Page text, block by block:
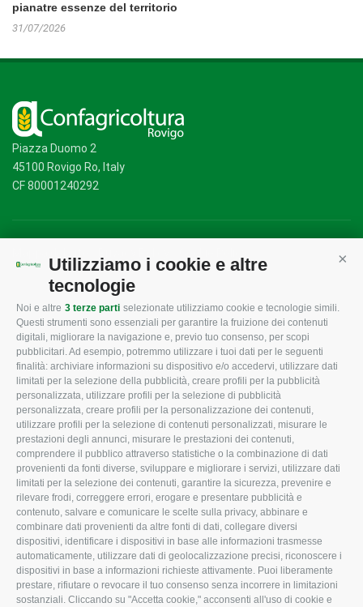
Utilizziamo i cookie e altre
tecnologie
Noi e altre 3 terze parti selezionate utilizziamo cookie e tecnologie simili.
Questi strumenti sono essenziali per garantire la fruizione dei contenuti
digitali, migliorare la navigazione e, previo tuo consenso, per scopi
pubblicitari. Ad esempio, potremmo utilizzare i tuoi dati per le seguenti
finalità: archiviare informazioni su dispositivo e/o accedervi, utilizzare dati
limitati per la selezione della pubblicità, creare profili per la pubblicità
personalizzata, utilizzare profili per la selezione di pubblicità
personalizzata, creare profili per la personalizzazione dei contenuti,
utilizzare profili per la selezione di contenuti personalizzati, misurare le
prestazioni degli annunci, misurare le prestazioni dei contenuti,
comprendere il pubblico attraverso statistiche o la combinazione di dati
provenienti da fonti diverse, sviluppare e migliorare i servizi, utilizzare dati
limitati per la selezione dei contenuti, garantire la sicurezza, prevenire e
rilevare frodi, correggere errori, erogare e presentare pubblicità e
contenuto, salvare e comunicare le scelte sulla privacy, abbinare e
combinare dati provenienti da altre fonti di dati, collegare diversi
dispositivi, identificare i dispositivi in base alle informazioni trasmesse
automaticamente, utilizzare dati di geolocalizzazione precisi, riconoscere i
dispositivi in base a informazioni richieste attivamente. Puoi liberamente
prestare, rifiutare o revocare il tuo consenso senza incorrere in limitazioni
sostanziali. Cliccando su "Accetta cookie," acconsenti all'uso di cookie e
pianatre essenze del territorio
31/07/2026
Piazza Duomo 2
45100 Rovigo Ro, Italy
CF 80001240292
CONFAGRICOLTURA
ROVIGO
L'Associazione
Missione e Progetto
Organigramma aziendale
I Nostri Servizi
Uffici della Sede
provinciale
Le Sedi di Zona
Agricoltori S.r.l.
Whistleblowing
Confagricoltura Rovigo e
Agricoltori srl
CONFAGRICOLTURA
INFORMA
Tecnico
Fiscale
Lavoro
Ambiente
Associazione
CONFAGRICOLTURA
ATTIVA
Notizie in evidenza
Eventi
Comunicati Stampa